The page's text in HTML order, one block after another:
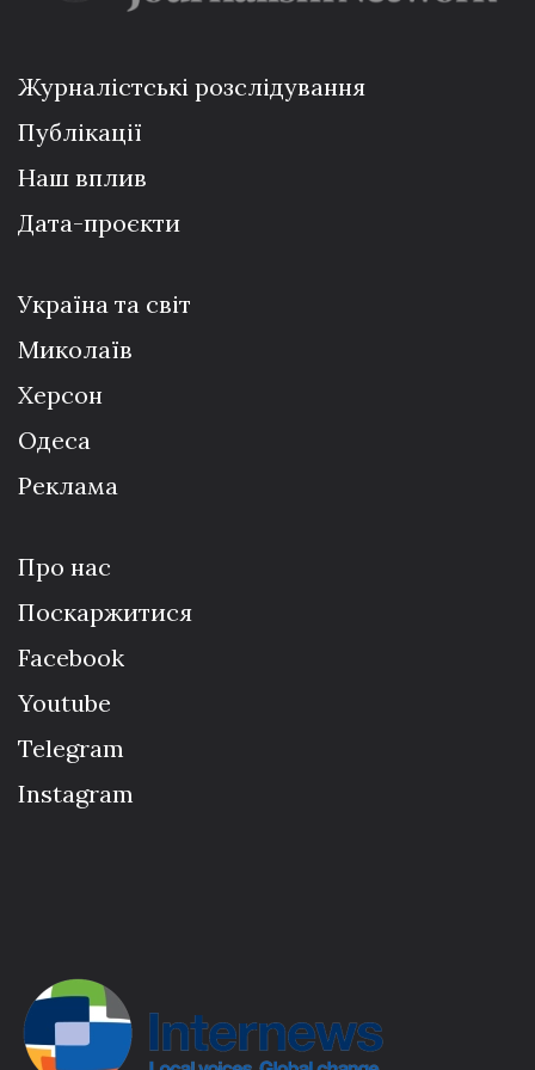
Журналістські розслідування
Публікації
Наш вплив
Дата-проєкти
Україна та світ
Миколаїв
Херсон
Одеса
Реклама
Про нас
Поскаржитися
Facebook
Youtube
Telegram
Instagram